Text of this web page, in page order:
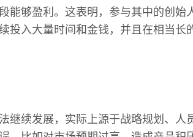
能够盈利。这表明，参与其中的创始
投入大量时间和金钱，并且在相当长
继续发展，实际上源于战略规划、人